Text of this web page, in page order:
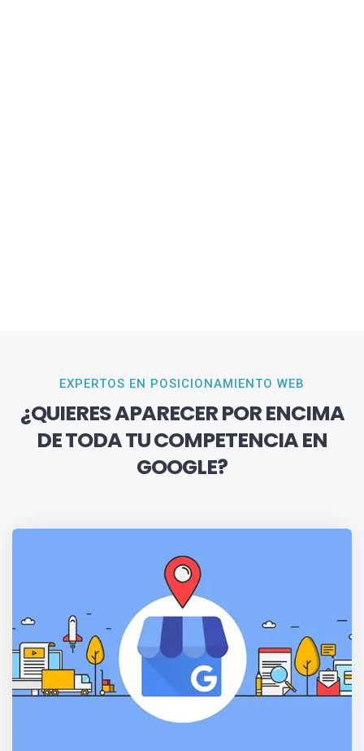
EXPERTOS EN POSICIONAMIENTO WEB
¿QUIERES APARECER POR ENCIMA
DE TODA TU COMPETENCIA EN
GOOGLE?